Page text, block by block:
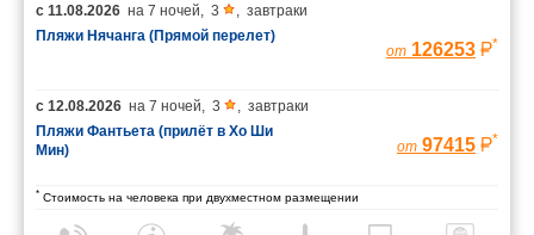
с 11.08.2026 на 7 ночей, 3 , завтраки
Пляжи Нячанга (Прямой перелет)
от 126253 *
с 12.08.2026 на 7 ночей, 3 , завтраки
Пляжи Фантьета (прилёт в Хо Ши
Мин)
от 97415 *
* Стоимость на человека при двухместном размещении